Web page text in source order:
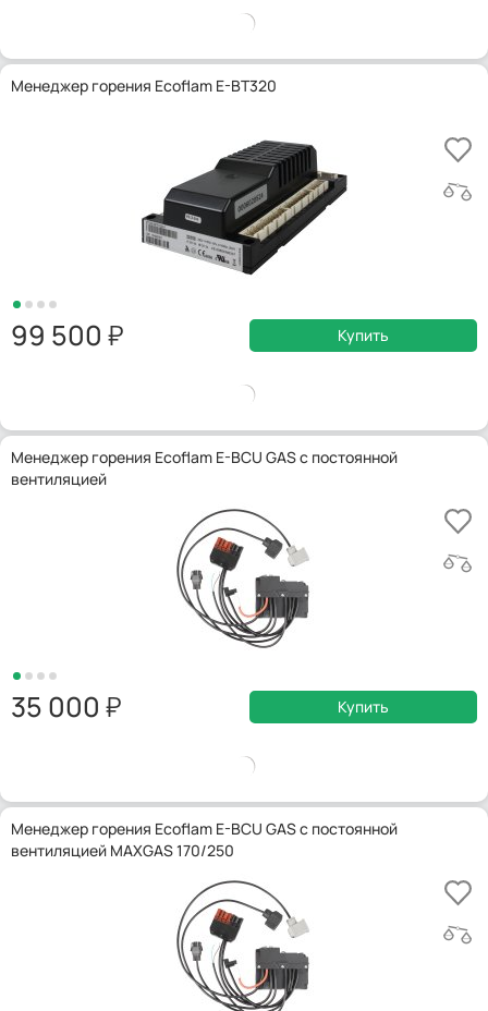
Менеджер горения Ecoflam E-BT320
99 500 Купить
Менеджер горения Ecoflam E-BCU GAS с постоянной
вентиляцией
35 000 Купить
Менеджер горения Ecoflam E-BCU GAS с постоянной
вентиляцией MAXGAS 170/250